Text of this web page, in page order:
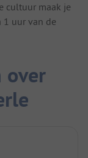
cultuur maak je
1 uur van de
over